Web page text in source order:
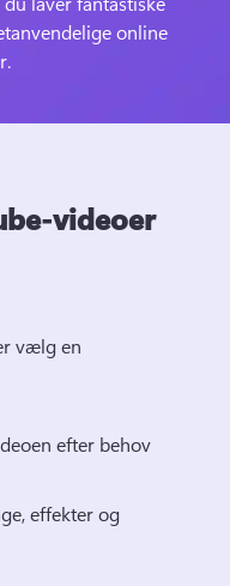
online
videoer
vælg en
efter behov
effekter og